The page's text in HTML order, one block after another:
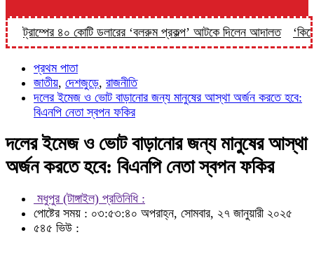
ট্রাম্পের ৪০ কোটি ডলারের ‘বলরুম প্রকল্প’ আটকে দিলেন আদালত ‘কিসের
প্রথম পাতা
জাতীয়, দেশজুড়ে, রাজনীতি
দলের ইমেজ ও ভোট বাড়ানোর জন্য মানুষের আস্থা অর্জন করতে হবে:
বিএনপি নেতা স্বপন ফকির
দলের ইমেজ ও ভোট বাড়ানোর জন্য মানুষের আস্থা
অর্জন করতে হবে: বিএনপি নেতা স্বপন ফকির
মধুপুর (টাঙ্গাইল) প্রতিনিধি :
পোষ্টের সময় : ০৩:৫৩:৪০ অপরাহ্ন, সোমবার, ২৭ জানুয়ারী ২০২৫
৫৪৫ ভিউ :